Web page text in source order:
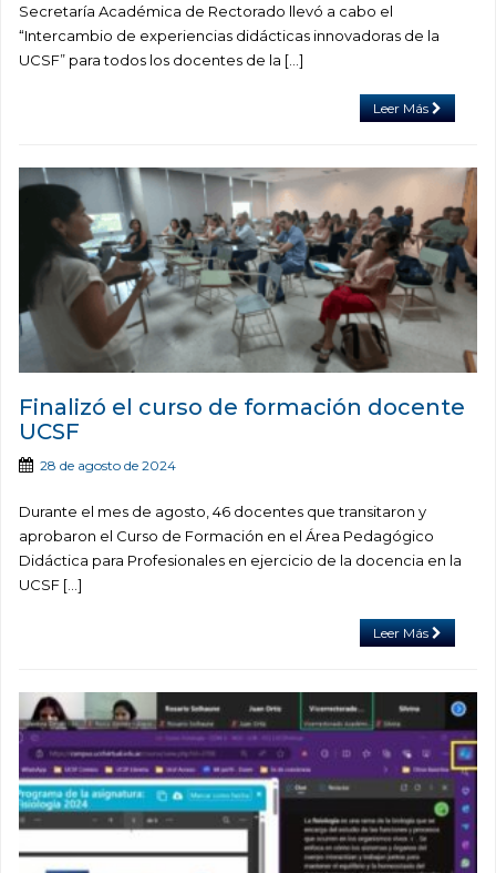
Secretaría Académica de Rectorado llevó a cabo el
“Intercambio de experiencias didácticas innovadoras de la
UCSF” para todos los docentes de la […]
Leer Más
Finalizó el curso de formación docente
UCSF
28 de agosto de 2024
Durante el mes de agosto, 46 docentes que transitaron y
aprobaron el Curso de Formación en el Área Pedagógico
Didáctica para Profesionales en ejercicio de la docencia en la
UCSF […]
Leer Más